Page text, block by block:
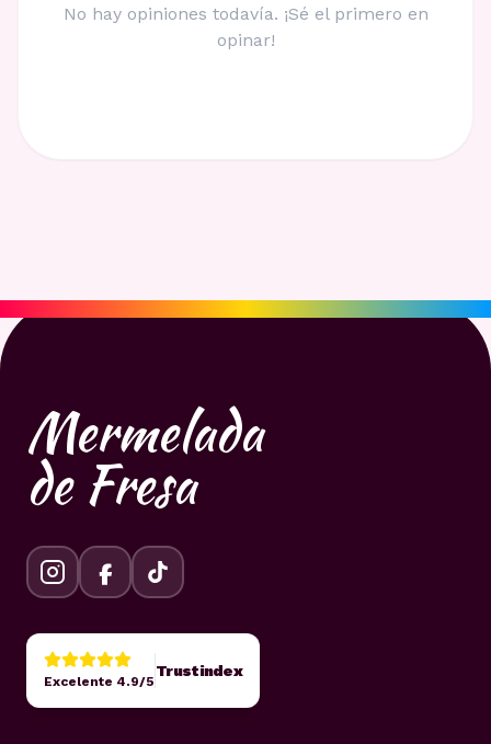
No hay opiniones todavía. ¡Sé el primero en
opinar!
Mermelada
de Fresa
Excelente 4.9/5
Trustindex